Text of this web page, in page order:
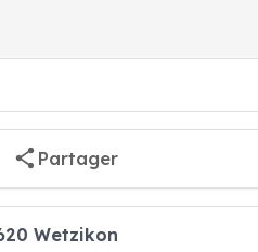
Partager
Wetzikon